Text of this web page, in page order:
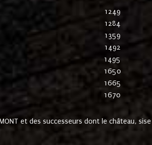
1249
1284
1359
1492
1495
1650
1665
1670
et des successeurs dont le château,